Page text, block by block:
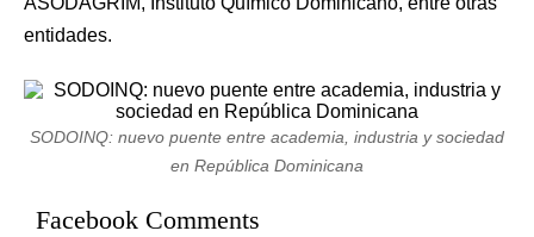
entidades.
SODOINQ: nuevo puente entre academia, industria y sociedad
en República Dominicana
Facebook Comments